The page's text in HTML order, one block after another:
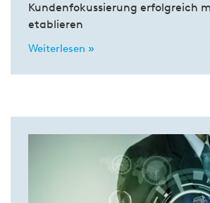
Kundenfokussierung erfolgreich
etablieren
Weiterlesen »